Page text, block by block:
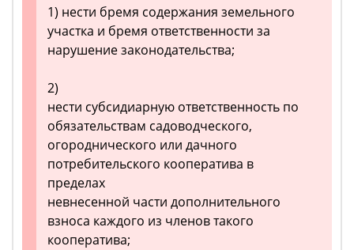
1) нести бремя содержания земельного
участка и бремя ответственности за
нарушение законодательства;
2)
нести субсидиарную ответственность по
обязательствам садоводческого,
огороднического или дачного
потребительского кооператива в
пределах
невнесенной части дополнительного
взноса каждого из членов такого
кооператива;